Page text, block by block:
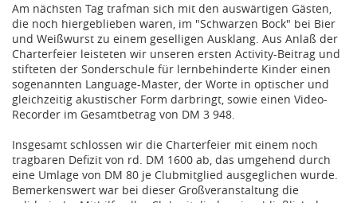
​​​​​​​Am nächsten Tag trafman sich mit den auswärtigen Gästen,
die noch hiergeblieben waren, im "Schwarzen Bock" bei Bier
und Weißwurst zu einem geselligen Ausklang. Aus Anlaß der
Charterfeier leisteten wir unseren ersten Activity-Beitrag und
stifteten der Sonderschule für lernbehinderte Kinder einen
sogenannten Language-Master, der Worte in optischer und
gleichzeitig akustischer Form darbringt, sowie einen Video-
Recorder im Gesamtbetrag von DM 3 948.
Insgesamt schlossen wir die Charterfeier mit einem noch
tragbaren Defizit von rd. DM 1600 ab, das umgehend durch
eine Umlage von DM 80 je Clubmitglied ausgeglichen wurde.
Bemerkenswert war bei dieser Großveranstaltung die